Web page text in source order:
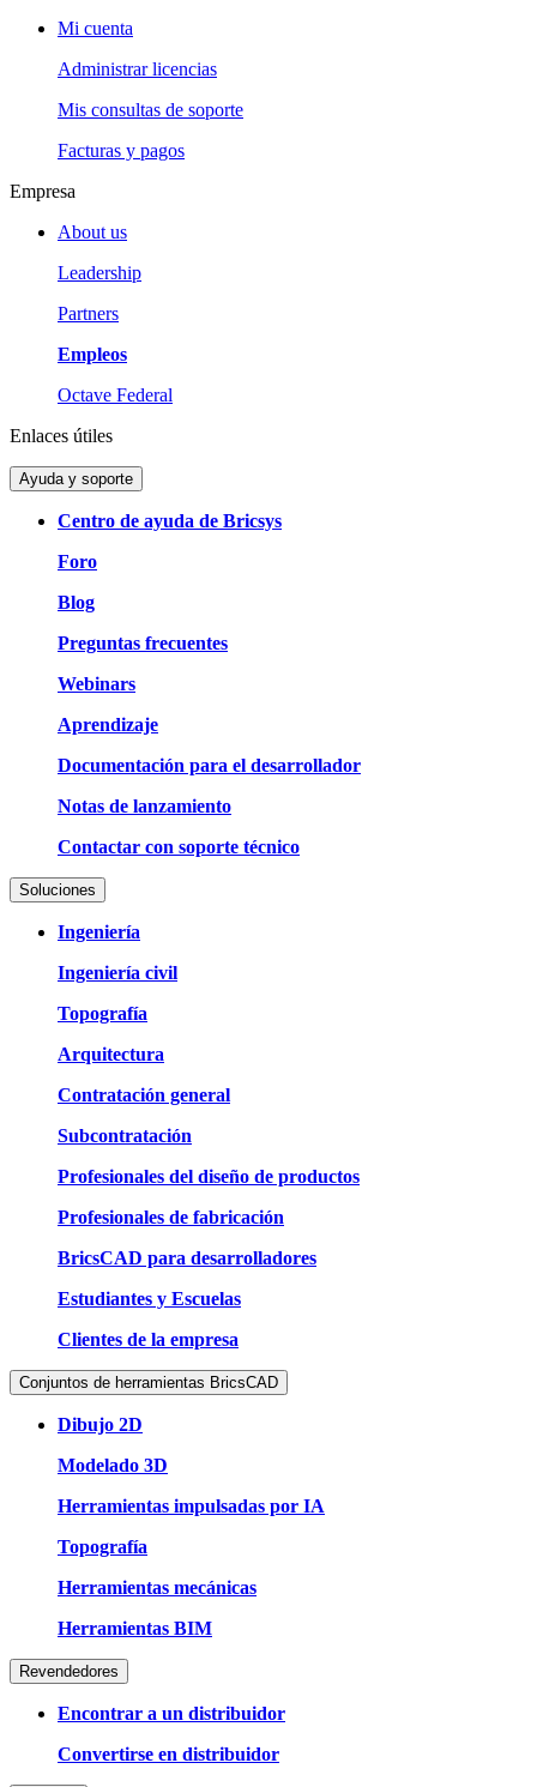
Mi cuenta
Administrar licencias
Mis consultas de soporte
Facturas y pagos
Empresa
About us
Leadership
Partners
Empleos
Octave Federal
Enlaces útiles
Ayuda y soporte
Centro de ayuda de Bricsys
Foro
Blog
Preguntas frecuentes
Webinars
Aprendizaje
Documentación para el desarrollador
Notas de lanzamiento
Contactar con soporte técnico
Soluciones
Ingeniería
Ingeniería civil
Topografía
Arquitectura
Contratación general
Subcontratación
Profesionales del diseño de productos
Profesionales de fabricación
BricsCAD para desarrolladores
Estudiantes y Escuelas
Clientes de la empresa
Conjuntos de herramientas BricsCAD
Dibujo 2D
Modelado 3D
Herramientas impulsadas por IA
Topografía
Herramientas mecánicas
Herramientas BIM
Revendedores
Encontrar a un distribuidor
Convertirse en distribuidor